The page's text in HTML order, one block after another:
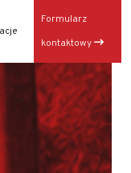
Formularz
kontaktowy×